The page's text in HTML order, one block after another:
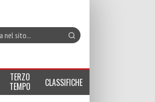
TERZO
TEMPO CLASSIFICHE